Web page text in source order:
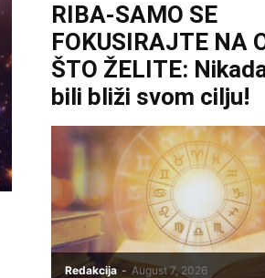
RIBA-SAMO SE
FOKUSIRAJTE NA
ŠTO ŽELITE:
bili bliži svom cilju!
Redakcija - August 7, 2026